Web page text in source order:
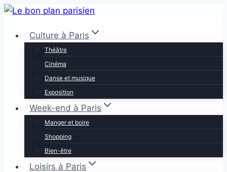
Aller
contenuCulture à Paris
Théâtre
Cinéma
Danse et musique
Exposition
Week-end à Paris
Manger et boire
Shopping
Bien-être
Loisirs à Paris